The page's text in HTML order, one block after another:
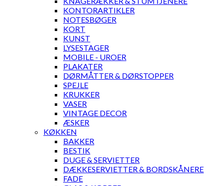
KONTORARTIKLER
NOTESBØGER
KORT
KUNST
LYSESTAGER
MOBILE - UROER
PLAKATER
DØRMÅTTER & DØRSTOPPER
SPEJLE
KRUKKER
VASER
VINTAGE DECOR
ÆSKER
KØKKEN
BAKKER
BESTIK
DUGE & SERVIETTER
DÆKKESERVIETTER & BORDSKÅNERE
FADE